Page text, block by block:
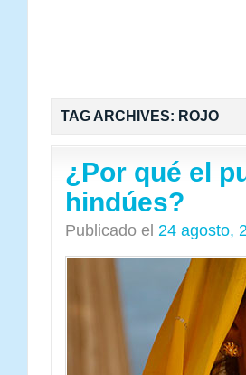
TAG ARCHIVES: ROJO
¿Por qué el
hindúes?
Publicado el 24 agosto,